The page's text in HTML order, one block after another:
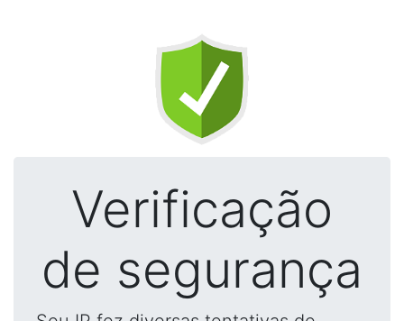
Verificação
de segurança